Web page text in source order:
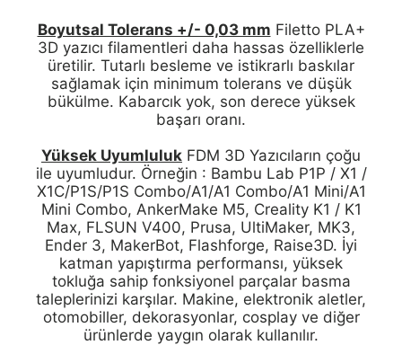
Boyutsal Tolerans +/- 0,03 mm Filetto PLA+
3D yazıcı filamentleri daha hassas özelliklerle
üretilir. Tutarlı besleme ve istikrarlı baskılar
sağlamak için minimum tolerans ve düşük
bükülme. Kabarcık yok, son derece yüksek
başarı oranı.
Yüksek Uyumluluk FDM 3D Yazıcıların çoğu
ile uyumludur. Örneğin : Bambu Lab P1P / X1 /
X1C/P1S/P1S Combo/A1/A1 Combo/A1 Mini/A1
Mini Combo, AnkerMake M5, Creality K1 / K1
Max, FLSUN V400, Prusa, UltiMaker, MK3,
Ender 3, MakerBot, Flashforge, Raise3D. İyi
katman yapıştırma performansı, yüksek
tokluğa sahip fonksiyonel parçalar basma
taleplerinizi karşılar. Makine, elektronik aletler,
otomobiller, dekorasyonlar, cosplay ve diğer
ürünlerde yaygın olarak kullanılır.